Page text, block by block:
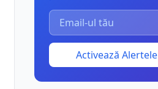
Activează Alertele